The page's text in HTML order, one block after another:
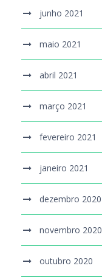
junho 2021
maio 2021
abril 2021
março 2021
fevereiro 2021
janeiro 2021
dezembro 2020
novembro 2020
outubro 2020